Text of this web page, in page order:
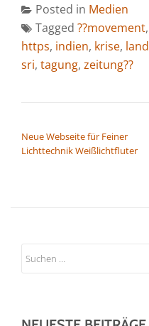
Posted in Medien
Tagged ??movement,
https, indien, krise, land
sri, tagung, zeitung??
Neue Webseite für Feiner
Lichttechnik Weißlichtfluter